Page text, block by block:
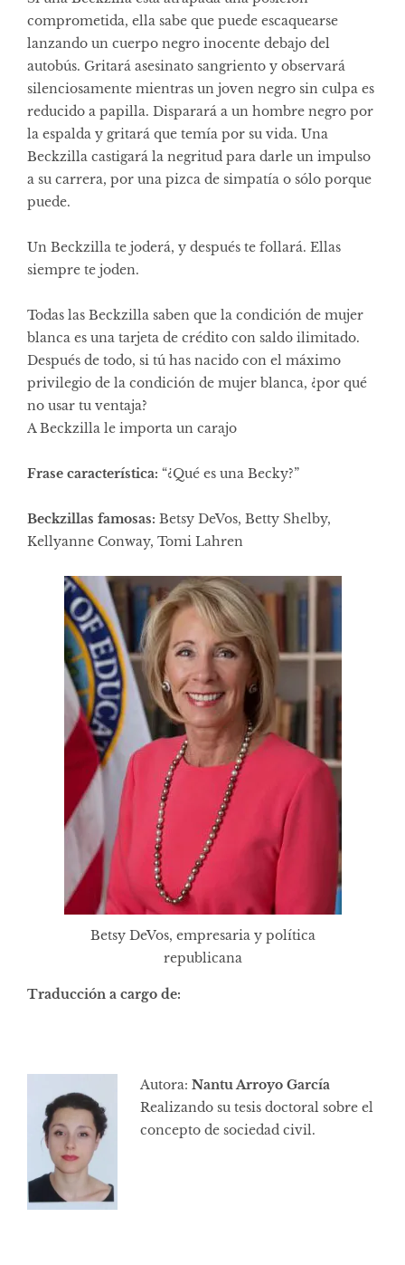
comprometida, ella sabe que puede escaquearse
lanzando un cuerpo negro inocente debajo del
autobús. Gritará asesinato sangriento y observará
silenciosamente mientras un joven negro sin culpa es
reducido a papilla. Disparará a un hombre negro por
la espalda y gritará que temía por su vida. Una
Beckzilla castigará la negritud para darle un impulso
a su carrera, por una pizca de simpatía o sólo porque
puede.
Un Beckzilla te joderá, y después te follará. Ellas
siempre te joden.
Todas las Beckzilla saben que la condición de mujer
blanca es una tarjeta de crédito con saldo ilimitado.
Después de todo, si tú has nacido con el máximo
privilegio de la condición de mujer blanca, ¿por qué
no usar tu ventaja?
A Beckzilla le importa un carajo
Frase característica: “¿Qué es una Becky?”
Beckzillas famosas: Betsy DeVos, Betty Shelby,
Kellyanne Conway, Tomi Lahren
Betsy DeVos, empresaria y política
republicana
Traducción a cargo de:
Autora: Nantu Arroyo García
Realizando su tesis doctoral sobre el
concepto de sociedad civil.